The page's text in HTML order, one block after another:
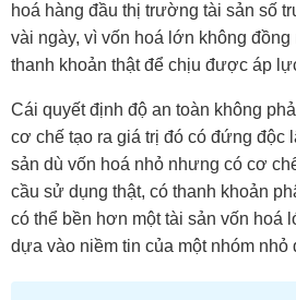
hoá hàng đầu thị trường tài sản số
vài ngày, vì vốn hoá lớn không
thanh khoản thật để chịu được áp
Cái quyết định độ an toàn không
cơ chế tạo ra giá trị đó có đứng độc
sản dù vốn hoá nhỏ nhưng có cơ
cầu sử dụng thật, có thanh khoản
có thể bền hơn một tài sản vốn hoá
dựa vào niềm tin của một nhóm nhỏ